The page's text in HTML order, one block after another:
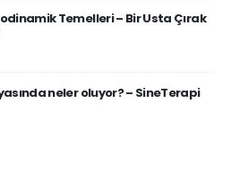
Temelleri – Bir Usta Çırak
neler oluyor? – SineTerapi